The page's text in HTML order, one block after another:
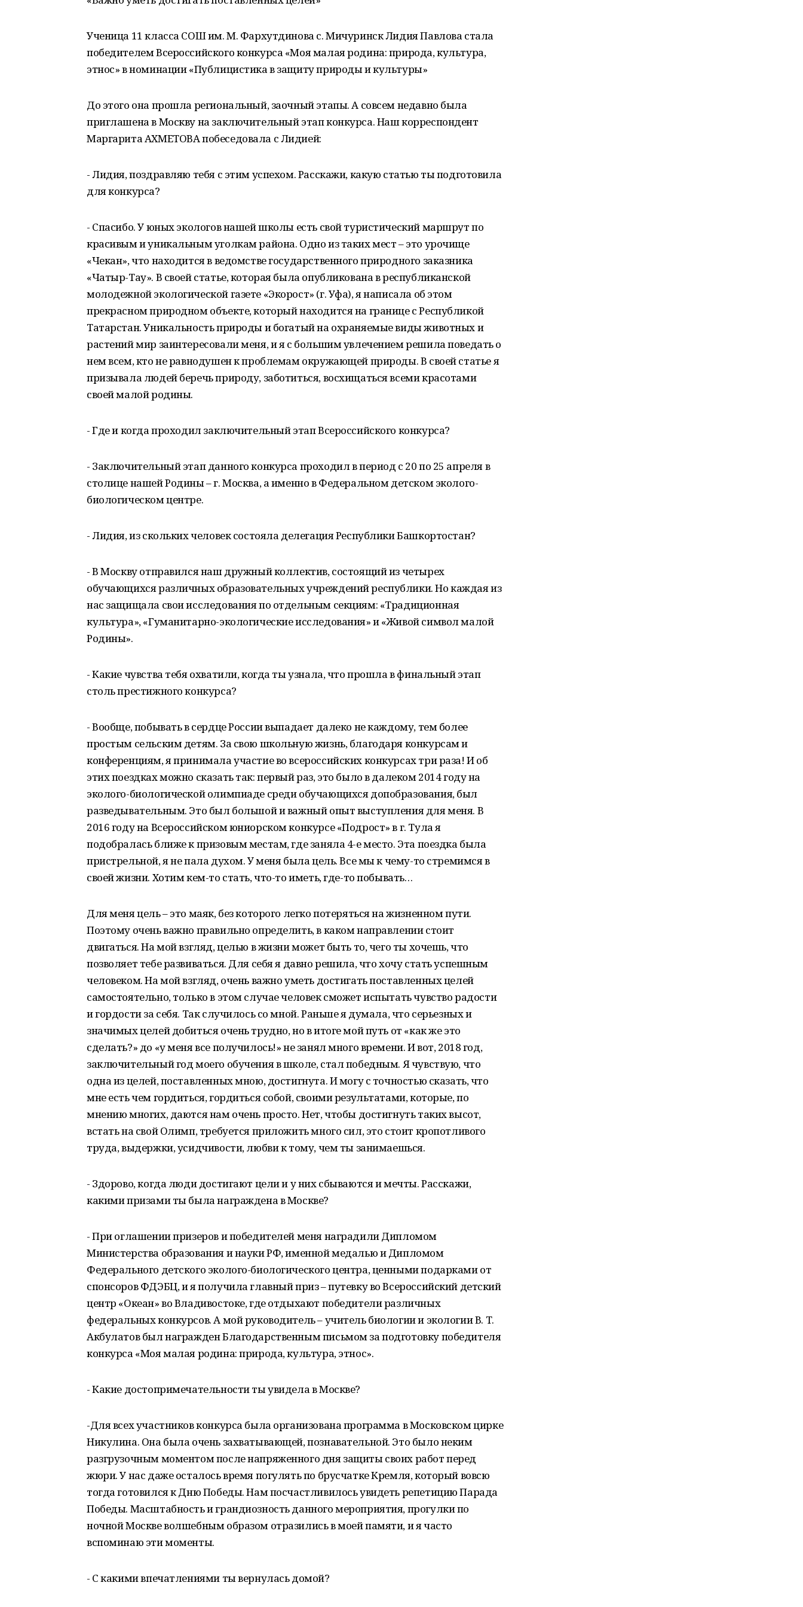
Ученица 11 класса СОШ им. М. Фархутдинова с. Мичуринск Лидия Павлова стала
победителем Всероссийского конкурса «Моя малая родина: природа, культура,
этнос» в номинации «Публицистика в защиту природы и культуры»
До этого она прошла региональный, заочный этапы. А совсем недавно была
приглашена в Москву на заключительный этап конкурса. Наш корреспондент
Маргарита АХМЕТОВА побеседовала с Лидией:
- Лидия, поздравляю тебя с этим успехом. Расскажи, какую статью ты подготовила
для конкурса?
- Спасибо. У юных экологов нашей школы есть свой туристический маршрут по
красивым и уникальным уголкам района. Одно из таких мест – это урочище
«Чекан», что находится в ведомстве государственного природного заказника
«Чатыр-Тау». В своей статье, которая была опубликована в республиканской
молодежной экологической газете «Экорост» (г. Уфа), я написала об этом
прекрасном природном объекте, который находится на границе с Республикой
Татарстан. Уникальность природы и богатый на охраняемые виды животных и
растений мир заинтересовали меня, и я с большим увлечением решила поведать о
нем всем, кто не равнодушен к проблемам окружающей природы. В своей статье я
призывала людей беречь природу, заботиться, восхищаться всеми красотами
своей малой родины.
- Где и когда проходил заключительный этап Всероссийского конкурса?
- Заключительный этап данного конкурса проходил в период с 20 по 25 апреля в
столице нашей Родины – г. Москва, а именно в Федеральном детском эколого-
биологическом центре.
- Лидия, из скольких человек состояла делегация Республики Башкортостан?
- В Москву отправился наш дружный коллектив, состоящий из четырех
обучающихся различных образовательных учреждений республики. Но каждая из
нас защищала свои исследования по отдельным секциям: «Традиционная
культура», «Гуманитарно-экологические исследования» и «Живой символ малой
Родины».
- Какие чувства тебя охватили, когда ты узнала, что прошла в финальный этап
столь престижного конкурса?
- Вообще, побывать в сердце России выпадает далеко не каждому, тем более
простым сельским детям. За свою школьную жизнь, благодаря конкурсам и
конференциям, я принимала участие во всероссийских конкурсах три раза! И об
этих поездках можно сказать так: первый раз, это было в далеком 2014 году на
эколого-биологической олимпиаде среди обучающихся допобразования, был
разведывательным. Это был большой и важный опыт выступления для меня. В
2016 году на Всероссийском юниорском конкурсе «Подрост» в г. Тула я
подобралась ближе к призовым местам, где заняла 4-е место. Эта поездка была
пристрельной, я не пала духом. У меня была цель. Все мы к чему-то стремимся в
своей жизни. Хотим кем-то стать, что-то иметь, где-то побывать…
Для меня цель – это маяк, без которого легко потеряться на жизненном пути.
Поэтому очень важно правильно определить, в каком направлении стоит
двигаться. На мой взгляд, целью в жизни может быть то, чего ты хочешь, что
позволяет тебе развиваться. Для себя я давно решила, что хочу стать успешным
человеком. На мой взгляд, очень важно уметь достигать поставленных целей
самостоятельно, только в этом случае человек сможет испытать чувство радости
и гордости за себя. Так случилось со мной. Раньше я думала, что серьезных и
значимых целей добиться очень трудно, но в итоге мой путь от «как же это
сделать?» до «у меня все получилось!» не занял много времени. И вот, 2018 год,
заключительный год моего обучения в школе, стал победным. Я чувствую, что
одна из целей, поставленных мною, достигнута. И могу с точностью сказать, что
мне есть чем гордиться, гордиться собой, своими результатами, которые, по
мнению многих, даются нам очень просто. Нет, чтобы достигнуть таких высот,
встать на свой Олимп, требуется приложить много сил, это стоит кропотливого
труда, выдержки, усидчивости, любви к тому, чем ты занимаешься.
- Здорово, когда люди достигают цели и у них сбываются и мечты. Расскажи,
какими призами ты была награждена в Москве?
- При оглашении призеров и победителей меня наградили Дипломом
Министерства образования и науки РФ, именной медалью и Дипломом
Федерального детского эколого-биологического центра, ценными подарками от
спонсоров ФДЭБЦ, и я получила главный приз – путевку во Всероссийский детский
центр «Океан» во Владивостоке, где отдыхают победители различных
федеральных конкурсов. А мой руководитель – учитель биологии и экологии В. Т.
Акбулатов был награжден Благодарственным письмом за подготовку победителя
конкурса «Моя малая родина: природа, культура, этнос».
- Какие достопримечательности ты увидела в Москве?
-Для всех участников конкурса была организована программа в Московском цирке
Никулина. Она была очень захватывающей, познавательной. Это было неким
разгрузочным моментом после напряженного дня защиты своих работ перед
жюри. У нас даже осталось время погулять по брусчатке Кремля, который вовсю
тогда готовился к Дню Победы. Нам посчастливилось увидеть репетицию Парада
Победы. Масштабность и грандиозность данного мероприятия, прогулки по
ночной Москве волшебным образом отразились в моей памяти, и я часто
вспоминаю эти моменты.
- С какими впечатлениями ты вернулась домой?